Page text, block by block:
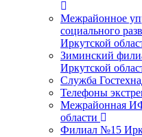
Межрайонное
социального
Иркутской
Зиминский
Иркутской
Служба
Телефоны
Межрайонная
области
Филиал №15